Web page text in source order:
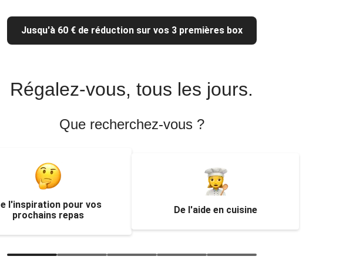
Jusqu'à 60 € de réduction sur vos 3 premières box
Régalez-vous, tous les jours.
Que recherchez-vous ?
l'inspiration pour vos
prochains repas
De l'aide en cuisine